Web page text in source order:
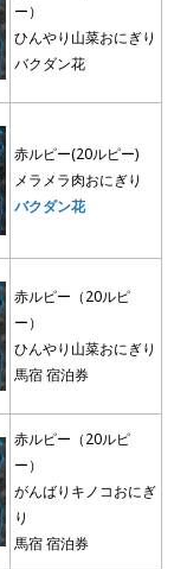
ー）
ひんやり山菜おにぎり
バクダン花
赤ルピー(20ルピー)
メラメラ肉おにぎり
バクダン花
赤ルピー（20ルピ
ー）
ひんやり山菜おにぎり
馬宿 宿泊券
赤ルピー（20ルピ
ー）
がんばりキノコおにぎ
り
馬宿 宿泊券